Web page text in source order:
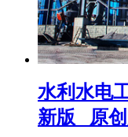
水利水电
新版_ 原